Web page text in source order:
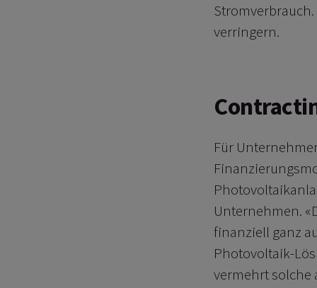
verringern.
Für
Unternehmen.
finanziell ganz
Photovoltaik-
vermehrt solche